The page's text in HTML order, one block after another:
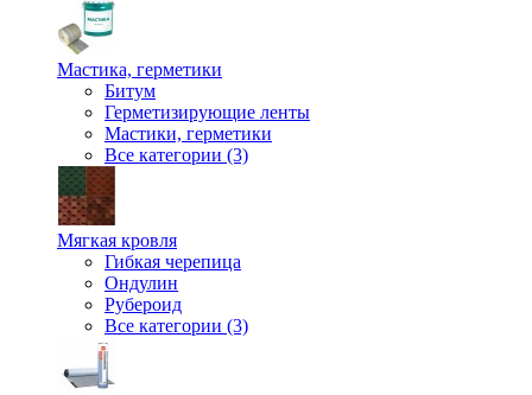
Мастика, герметики
Битум
Герметизирующие ленты
Мастики, герметики
Все категории (3)
Мягкая кровля
Гибкая черепица
Ондулин
Рубероид
Все категории (3)